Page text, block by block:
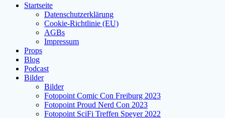
Startseite
Datenschutzerklärung
Cookie-Richtlinie (EU)
AGBs
Impressum
Props
Blog
Podcast
Bilder
Bilder
Fotopoint Comic Con Freiburg 2023
Fotopoint Proud Nerd Con 2023
Fotopoint SciFi Treffen Speyer 2022